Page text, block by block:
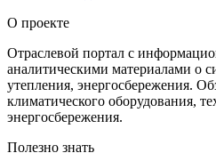
О проекте
Отраслевой портал с
аналитическими материалами о
утепления, энергосбережения.
климатического оборудования,
энергосбережения.
Полезно знать